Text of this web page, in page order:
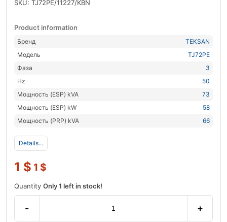
SKU: TJ72PE/11227/KBN
Product information
Бренд
TEKSAN
Модель
TJ72PE
Фаза
3
Hz
50
Мощность (ESP) kVA
73
Мощность (ESP) kW
58
Мощность (PRP) kVA
66
Details...
1 $ 1 $
Quantity Only 1 left in stock!
- +